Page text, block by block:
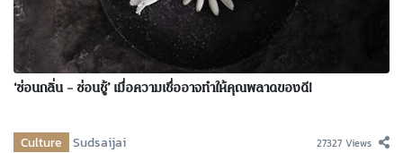
‘ซ่อนกลิ่น – ซ่อนชู้’ เมื่อความเชื่ออาจทำให้คุณพลาดของดี!
Culture Sudsaijai 27327 Views